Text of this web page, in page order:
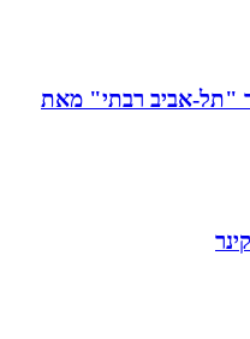
"תל-אביב רבתי" מאת